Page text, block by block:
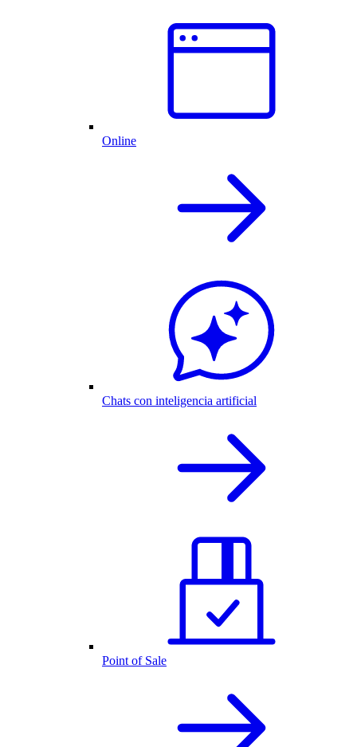
Online
Chats con inteligencia artificial
Point of Sale